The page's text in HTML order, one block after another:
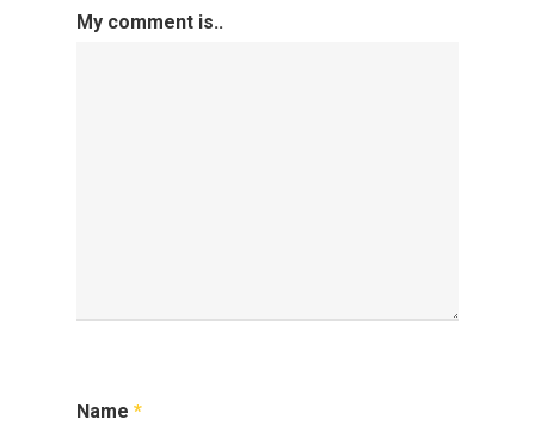
My comment is..
Name *